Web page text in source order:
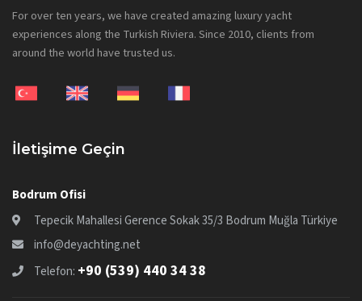
For over ten years, we have created amazing luxury yacht
experiences along the Turkish Riviera. Since 2010, clients from
around the world have trusted us.
İletişime Geçin
Bodrum Ofisi
Tepecik Mahallesi Gerence Sokak 35/3 Bodrum Muğla Türkiye
info@deyachting.net
Telefon: +90 (539) 440 34 38